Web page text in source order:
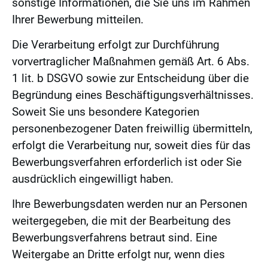
Ihrer Bewerbung mitteilen.
Die Verarbeitung erfolgt zur Durchführung
vorvertraglicher Maßnahmen gemäß Art. 6 Abs.
1 lit. b DSGVO sowie zur Entscheidung über die
Begründung eines Beschäftigungsverhältnisses.
Soweit Sie uns besondere Kategorien
personenbezogener Daten freiwillig übermitteln,
erfolgt die Verarbeitung nur, soweit dies für das
Bewerbungsverfahren erforderlich ist oder Sie
ausdrücklich eingewilligt haben.
Ihre Bewerbungsdaten werden nur an Personen
weitergegeben, die mit der Bearbeitung des
Bewerbungsverfahrens betraut sind. Eine
Weitergabe an Dritte erfolgt nur, wenn dies